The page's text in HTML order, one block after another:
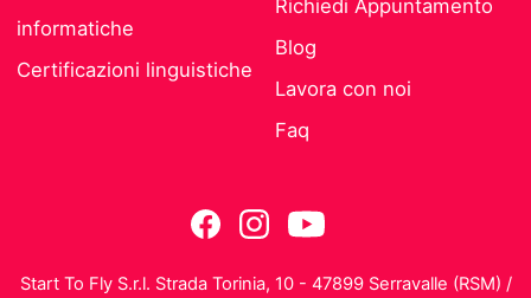
informatiche
Certificazioni linguistiche
Richiedi Appuntamento
Blog
Lavora con noi
Faq
Start To Fly S.r.l. Strada Torinia, 10 - 47899 Serravalle (RSM) /